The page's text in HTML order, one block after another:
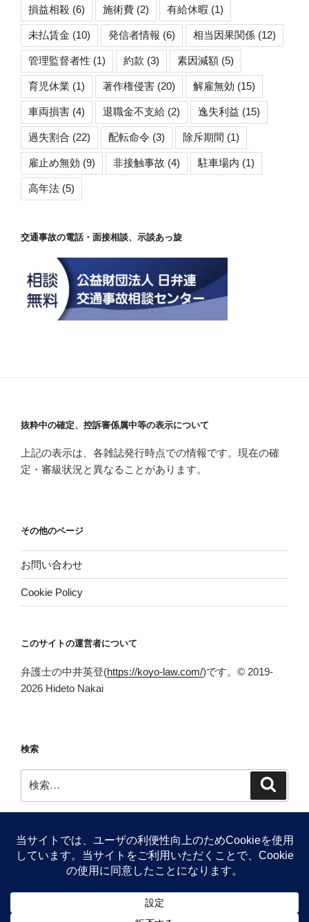
損益相殺 (6) 施術費 (2) 有給休暇 (1)
未払賃金 (10) 発信者情報 (6) 相当因果関係 (12)
管理監督者性 (1) 約款 (3) 素因減額 (5)
育児休業 (1) 著作権侵害 (20) 解雇無効 (15)
車両損害 (4) 退職金不支給 (2) 逸失利益 (15)
過失割合 (22) 配転命令 (3) 除斥期間 (1)
雇止め無効 (9) 非接触事故 (4) 駐車場内 (1)
高年法 (5)
交通事故の電話・面接相談、示談あっ旋
抜粋中の確定、控訴審係属中等の表示について
上記の表示は、各雑誌発行時点での情報です。現在の確
定・審級状況と異なることがあります。
その他のページ
お問い合わせ
Cookie Policy
このサイトの運営者について
弁護士の中井英登(https://koyo-law.com/)です。© 2019-
2026 Hideto Nakai
検索
索:
FacebookTwitter
Proudly powered by WordPress